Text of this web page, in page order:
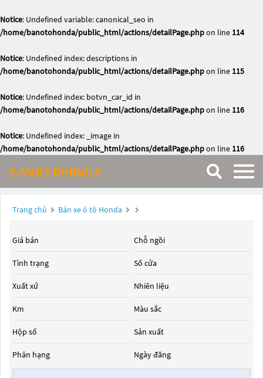
Notice: Undefined variable: canonical_seo in
/home/banotohonda/public_html/actions/detailPage.phpon line 114
Notice: Undefined index: descriptions in
/home/banotohonda/public_html/actions/detailPage.phpon line 115
Notice: Undefined index: botvn_car_id in
/home/banotohonda/public_html/actions/detailPage.phpon line 116
Notice: Undefined index: _image in
/home/banotohonda/public_html/actions/detailPage.phpon line 116
Trang chủ Bán xe ô tô Honda
Giá bán
Tình trạng
Xuất xứ
Km
Hộp số
Phân hạng
Chỗ ngồi
Số cửa
Nhiên liệu
Màu sắc
Sản xuất
Ngày đăng